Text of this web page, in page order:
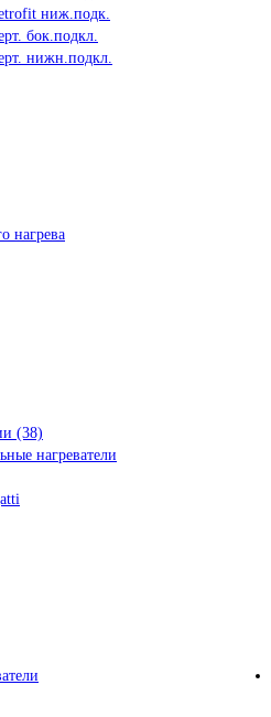
ниж.подк.
бок.подкл.
нижн.подкл.
нагрева
(38)
нагреватели